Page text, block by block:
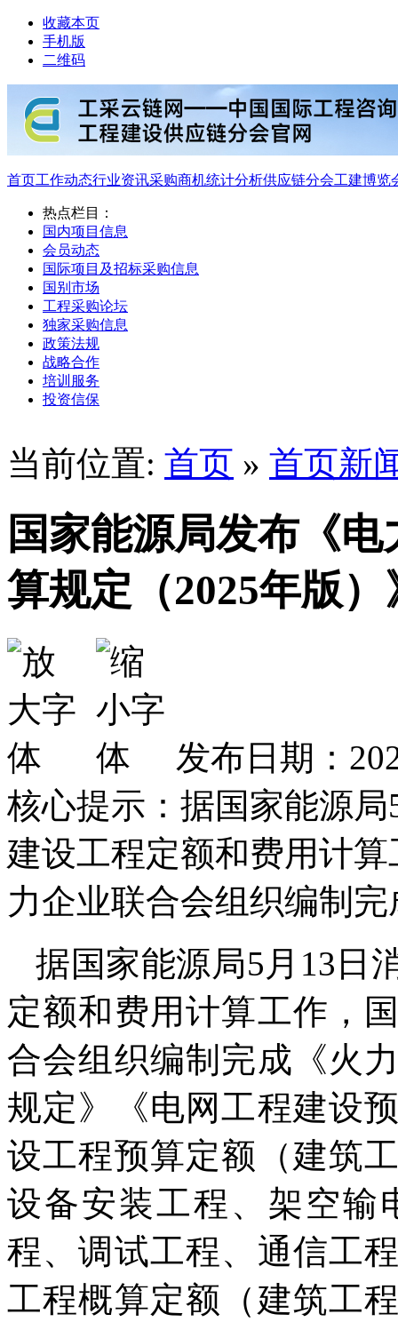
收藏本页
手机版
二维码
首页工作动态行业资讯采购商机统计分析供应链分会工建博览
热点栏目：
国内项目信息
会员动态
国际项目及招标采购信息
国别市场
工程采购论坛
独家采购信息
政策法规
战略合作
培训服务
投资信保
当前位置: 首页 » 首页新
国家能源局发布《
算规定（2025年版
发布日期：
核心提示：据国家能源
建设工程定额和费用计
力企业联合会组织编制
据国家能源局5月13日
定额和费用计算工作，
合会组织编制完成《火
规定》《电网工程建设
设工程预算定额（建筑
设备安装工程、架空输
程、调试工程、通信工
工程概算定额（建筑工